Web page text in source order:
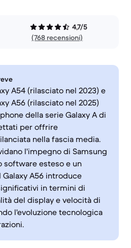
4,7/5
(768 recensioni)
A54 (rilasciato nel 2023) e
A56 (rilasciato nel 2025)
della serie Galaxy A di
per offrire
nella fascia media.
l'impegno di Samsung
software esteso e un
A56 introduce
in termini di
del display e velocità di
l'evoluzione tecnologica